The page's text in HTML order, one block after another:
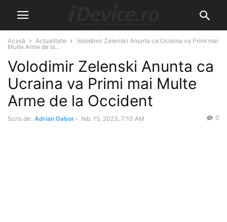
Acasă Actualitate
Volodimir Zelenski Anunta ca Ucraina va Primi mai
Multe Arme de la...
Volodimir Zelenski Anunta ca
Ucraina va Primi mai Multe
Arme de la Occident
Scris de: Adrian Gabor - feb. 15, 2023, 7:10 AM 0